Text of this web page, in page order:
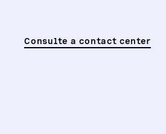
Consulte a contact center